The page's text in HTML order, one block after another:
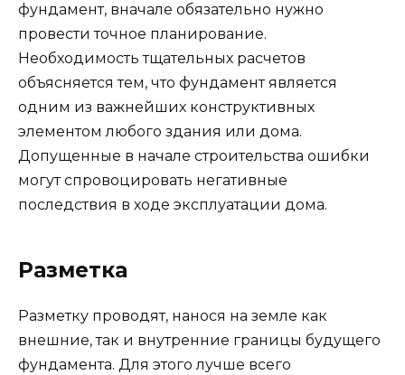
фундамент, вначале обязательно нужно
провести точное планирование.
Необходимость тщательных расчетов
объясняется тем, что фундамент является
одним из важнейших конструктивных
элементом любого здания или дома.
Допущенные в начале строительства ошибки
могут спровоцировать негативные
последствия в ходе эксплуатации дома.
Разметка
Разметку проводят, нанося на земле как
внешние, так и внутренние границы будущего
фундамента. Для этого лучше всего